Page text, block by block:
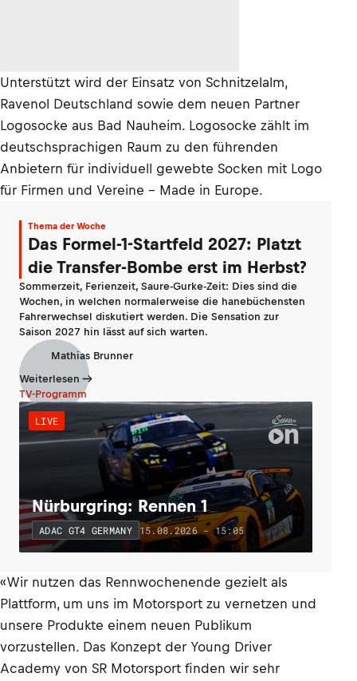
Unterstützt wird der Einsatz von Schnitzelalm,
Ravenol Deutschland sowie dem neuen Partner
Logosocke aus Bad Nauheim. Logosocke zählt im
deutschsprachigen Raum zu den führenden
Anbietern für individuell gewebte Socken mit Logo
für Firmen und Vereine – Made in Europe.
Thema der Woche
Das Formel-1-Startfeld 2027: Platzt
die Transfer-Bombe erst im Herbst?
Sommerzeit, Ferienzeit, Saure-Gurke-Zeit: Dies sind die
Wochen, in welchen normalerweise die hanebüchensten
Fahrerwechsel diskutiert werden. Die Sensation zur
Saison 2027 hin lässt auf sich warten.
Mathias Brunner
Weiterlesen
TV-Programm
LIVE
Nürburgring: Rennen 1
ADAC GT4 GERMANY 15.08.2026 - 15:05
«Wir nutzen das Rennwochenende gezielt als
Plattform, um uns im Motorsport zu vernetzen und
unsere Produkte einem neuen Publikum
vorzustellen. Das Konzept der Young Driver
Academy von SR Motorsport finden wir sehr